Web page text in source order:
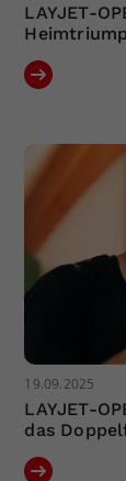
LAYJET-
19.09.2025
LAYJET-
das